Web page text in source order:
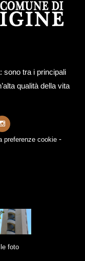
sono tra i principali
qualità della vita
preferenze cookie-
foto